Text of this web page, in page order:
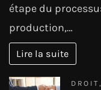
étape du
production,…
Lire la suite
DROIT,